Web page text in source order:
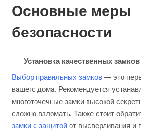
Основные меры
безопасности
Установка качественных замков
Выбор правильных замков — это
вашего дома. Рекомендуется
многоточечные замки высокой
сложно взломать. Также стоит
замки с защитой от высверливания и